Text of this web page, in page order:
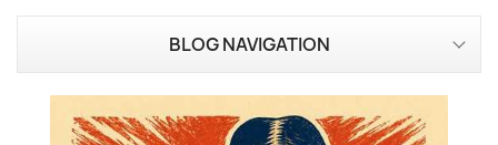
BLOG NAVIGATION